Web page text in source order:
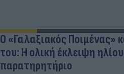
Ο «Γαλαξιακός Ποιμένας»
του: Η ολική έκλειψη
παρατηρητήριο